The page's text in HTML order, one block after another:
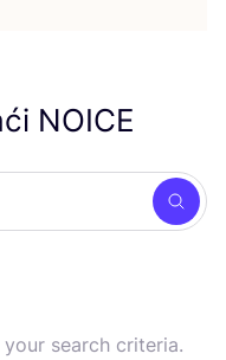
NOICE
search criteria.